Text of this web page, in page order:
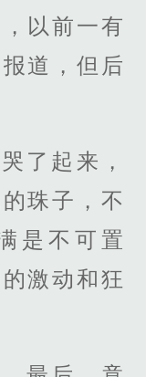
以前一有
道，但后
了起来，
珠子，不
是不可置
激动和狂